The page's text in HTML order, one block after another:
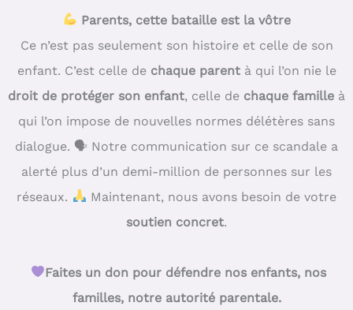
Parents, cette bataille est la vôtre
Ce n’est pas seulement son histoire et celle de son
enfant. C’est celle de chaque parentà qui l’on nie le
droit de protéger son enfant, celle de chaque famille à
qui l’on impose de nouvelles normes délétères sans
dialogue. 🗣 Notre communication sur ce scandale a
alerté plus d’un demi-million de personnes sur les
réseaux.
Maintenant, nous avons besoin de votre
soutien concret.
Faites un don pour défendre nos enfants, nos
familles, notre autorité parentale.